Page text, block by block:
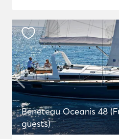
Beneteau Oceanis 48
guests)